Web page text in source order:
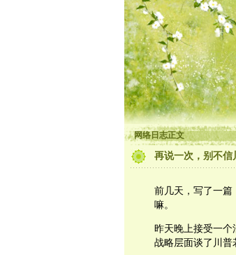
网络日志正文
再说一次，别不信
前几天，写了一篇
嘛。
昨天晚上接受一
战略层面谈了川普